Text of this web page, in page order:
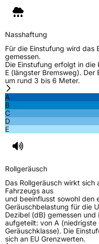
Nasshaftung
Für die Einstufung wird das
gemessen.
Die Einstufung erfolgt in die
E (längster Bremsweg). Der
um rund 3 bis 6 Meter.
A
B
C
D
E
Rollgeräusch
Das Rollgeräusch wirkt sich
Fahrzeugs aus
und beeinflusst sowohl den
Geräuschbelastung für die
Dezibel (dB) gemessen und
aufgeteilt: von A (niedrigste
Geräuschklasse). Die
sich an EU Grenzwerten.